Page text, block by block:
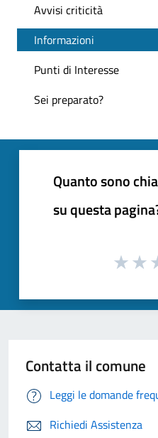
Avvisi criticità
Informazioni
Punti di Interesse
Sei preparato?
Quanto sono
su questa
Contatta il comune
Leggi le domande
Richiedi Assistenza